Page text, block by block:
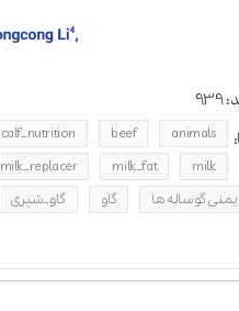
939
animals
beef
calf_nutrition
milk
milk_fat
milk_replacer
گوساله ها
گاو گاو_شیری